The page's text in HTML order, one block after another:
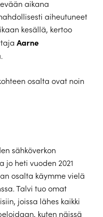
aikana
aiheutuneet
kesällä, kertoo
Aarne
osalta ovat noin
sähköverkon
jo heti vuoden 2021
osalta käymme vielä
Talvi tuo omat
joissa lähes kaikki
kuten näissä